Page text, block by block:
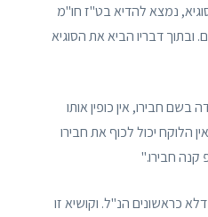
נמצא להדיא בט"ז חו"מ
דבריו הביא את הסוגיא
חבירו, אין כופין אותו
הלוקח יכול לכוף את חבירו
קנה חבירו."
כראשונים הנ"ל. וקושיא זו